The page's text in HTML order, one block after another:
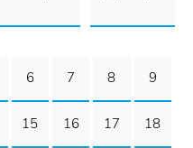
6 7 8 9
15 16 17 18